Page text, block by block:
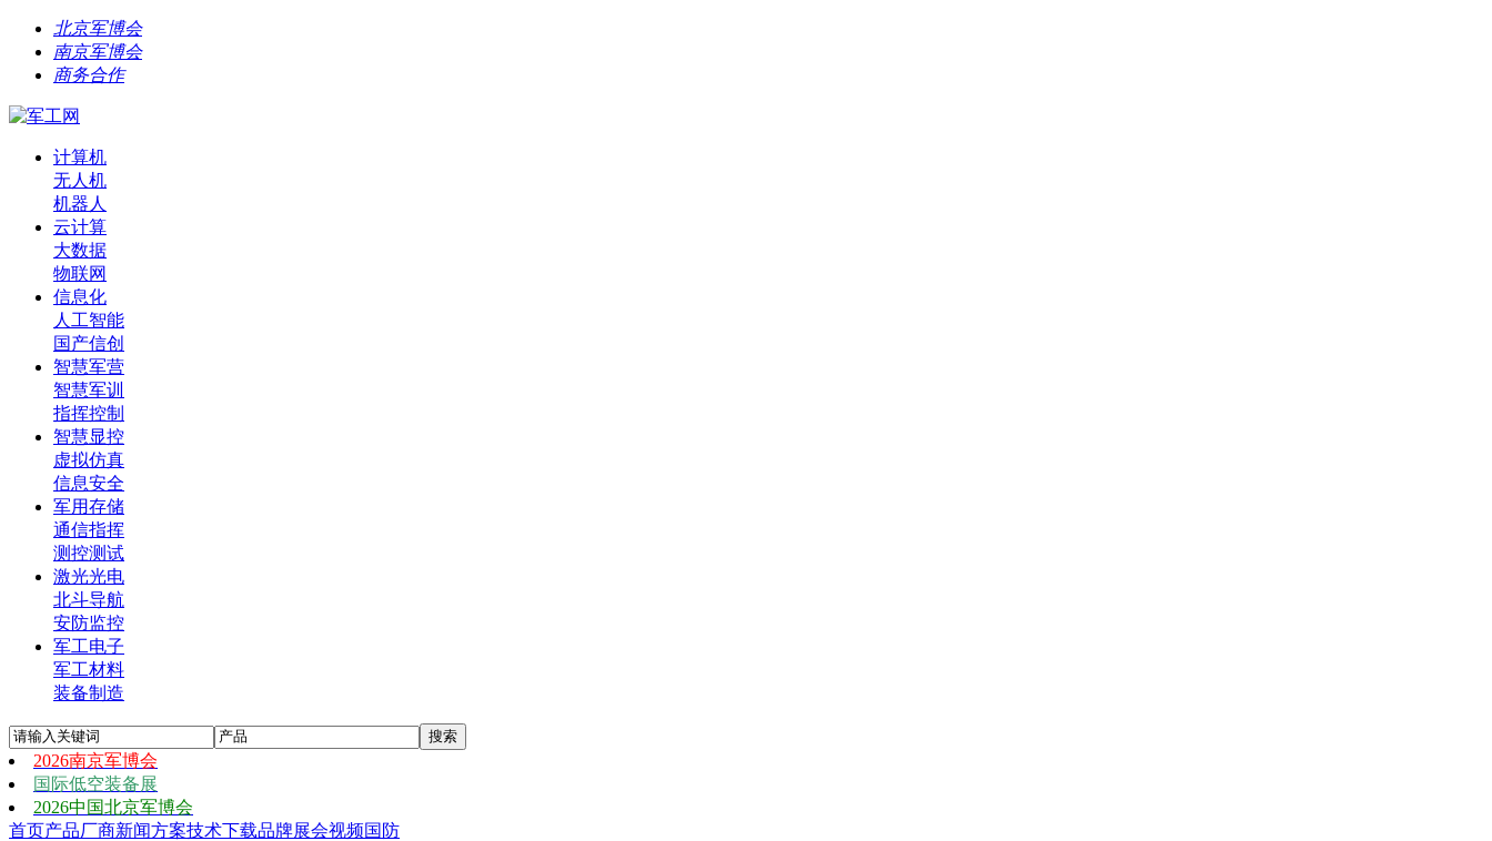
北京军博会
南京军博会
商务合作
计算机
无人机
机器人
云计算
大数据
物联网
信息化
人工智能
国产信创
智慧军营
智慧军训
指挥控制
智慧显控
虚拟仿真
信息安全
军用存储
通信指挥
测控测试
激光光电
北斗导航
安防监控
军工电子
军工材料
装备制造
2026南京军博会
国际低空装备展
2026中国北京军博会
首页产品厂商新闻方案技术下载品牌展会视频国防